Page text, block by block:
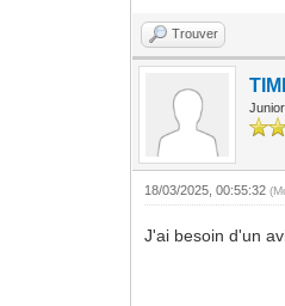
Trouver
18/03/2025, 00:55:32
J'ai besoin d'un